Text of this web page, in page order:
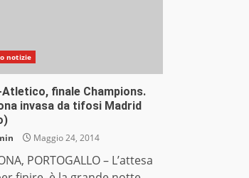
notizie
Atletico, finale Champions.
invasa da tifosi Madrid
Maggio 24, 2014
PORTOGALLO – L’attesa